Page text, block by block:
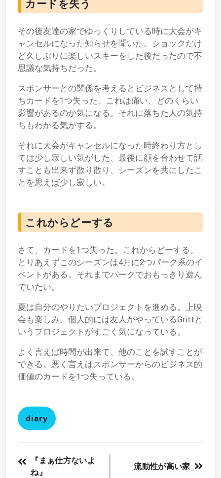
カードを失う
その後友達の家でゆっくりしている時に大会がキ
ャンセルになった知らせを聞いた。ショックだけ
ど久しぶりに楽しいスキーをした後だったので不
思議な気持ちだった。
スポンサーとの関係を考えるとビジネスとして持
ちカードを1つ失った。これは痛い、どのくらい
影響があるのか気になる。それに落ちた人の気持
ちもわかる気がする。
それに大会がキャンセルになった時終わり方とし
ては少し寂しい気がした、最後に顔を合わせて話
すことも出来ず散り散り、シーズンを共にしたこ
とを思えば少し寂しい。
これからどーする
さて、カードを1つ失った。これからどーする。
とりあえずこのシーズンは4月に2つパーク系のイ
ベントがある。それまでパークでおもっきり遊ん
でいたい。
夏は自分のやりたいプロジェクトを進める。上映
会も楽しみ、個人的には友人がやっているGrittと
いうプロジェクトがすごく気になっている。
よく言えば時間が出来て、他のことを試すことが
できる。悪く言えばスポンサーからのビジネス的
価値のカードを1つ失っている。
diary
『まぁ仕方ないよ
ね』
流動性が高い家